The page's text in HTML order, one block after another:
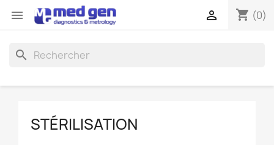
 shopping_cart (0)

search
STÉRILISATION